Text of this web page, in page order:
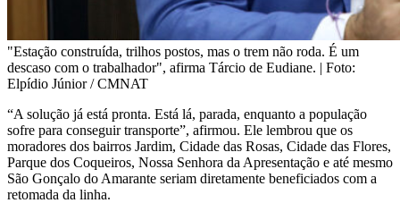
"Estação construída, trilhos postos, mas o trem não roda. É um
descaso com o trabalhador", afirma Tárcio de Eudiane. | Foto:
Elpídio Júnior / CMNAT
“A solução já está pronta. Está lá, parada, enquanto a população
sofre para conseguir transporte”, afirmou. Ele lembrou que os
moradores dos bairros Jardim, Cidade das Rosas, Cidade das Flores,
Parque dos Coqueiros, Nossa Senhora da Apresentação e até mesmo
São Gonçalo do Amarante seriam diretamente beneficiados com a
retomada da linha.